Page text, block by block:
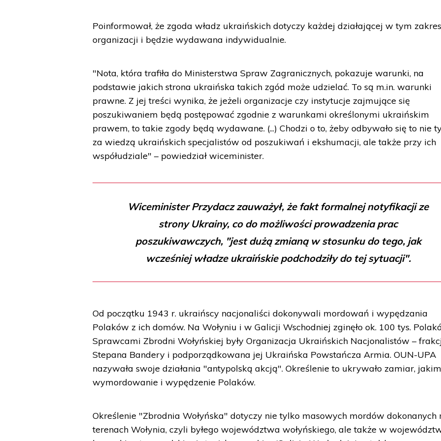
Poinformował, że zgoda władz ukraińskich dotyczy każdej działającej w tym
organizacji i będzie wydawana indywidualnie.
"Nota, która trafiła do Ministerstwa Spraw Zagranicznych, pokazuje warunki, na
podstawie jakich strona ukraińska takich zgód może udzielać. To są m.in. warunki
prawne. Z jej treści wynika, że jeżeli organizacje czy instytucje zajmujące się
poszukiwaniem będą postępować zgodnie z warunkami określonymi ukraińskim
prawem, to takie zgody będą wydawane. (...) Chodzi o to, żeby odbywało się to nie
za wiedzą ukraińskich specjalistów od poszukiwań i ekshumacji, ale także przy ich
współudziale" – powiedział wiceminister.
Wiceminister Przydacz zauważył, że fakt formalnej notyfikacji ze
strony Ukrainy, co do możliwości prowadzenia prac
poszukiwawczych, "jest dużą zmianą w stosunku do tego, jak
wcześniej władze ukraińskie podchodziły do tej sytuacji".
Od początku 1943 r. ukraińscy nacjonaliści dokonywali mordowań i wypędzania
Polaków z ich domów. Na Wołyniu i w Galicji Wschodniej zginęło ok. 100 tys.
Sprawcami Zbrodni Wołyńskiej były Organizacja Ukraińskich Nacjonalistów –
Stepana Bandery i podporządkowana jej Ukraińska Powstańcza Armia. OUN-UPA
nazywała swoje działania "antypolską akcją". Określenie to ukrywało zamiar,
wymordowanie i wypędzenie Polaków.
Określenie "Zbrodnia Wołyńska" dotyczy nie tylko masowych mordów dokonanych
terenach Wołynia, czyli byłego województwa wołyńskiego, ale także w